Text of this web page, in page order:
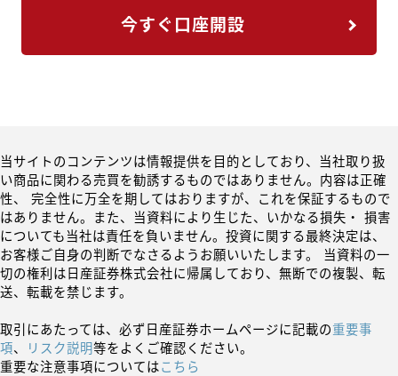
今すぐ口座開設
当サイトのコンテンツは情報提供を目的としており、当社取り扱
い商品に関わる売買を勧誘するものではありません。内容は正確
性、 完全性に万全を期してはおりますが、これを保証するもので
はありません。また、当資料により生じた、いかなる損失・ 損害
についても当社は責任を負いません。投資に関する最終決定は、
お客様ご自身の判断でなさるようお願いいたします。 当資料の一
切の権利は日産証券株式会社に帰属しており、無断での複製、転
送、転載を禁じます。
取引にあたっては、必ず日産証券ホームページに記載の重要事
項、 リスク説明等をよくご確認ください。
重要な注意事項についてはこちら